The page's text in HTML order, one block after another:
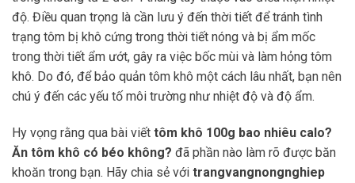
độ. Điều quan trọng là cần lưu ý đến thời tiết để tránh tình
trạng tôm bị khô cứng trong thời tiết nóng và bị ẩm mốc
trong thời tiết ẩm ướt, gây ra việc bốc mùi và làm hỏng tôm
khô. Do đó, để bảo quản tôm khô một cách lâu nhất, bạn nên
chú ý đến các yếu tố môi trường như nhiệt độ và độ ẩm.
Hy vọng rằng qua bài viết tôm khô 100g bao nhiêu calo?
Ăn tôm khô có béo không? đã phần nào làm rõ được băn
khoăn trong bạn. Hãy chia sẻ với trangvangnongnghiep